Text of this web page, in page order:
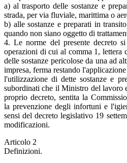
a) al trasporto delle sostanze e
strada, per via fluviale, marittima o
b) alle sostanze e preparati in
quando non siano oggetto di
4. Le norme del presente decreto
operazioni di cui al comma 1, lettera
delle sostanze pericolose da una ad
impresa, ferma restando
l'utilizzazione di dette sostanze e
subordinati che il Ministro del lavoro
proprio decreto, sentita la
la prevenzione degli infortuni e
sensi del decreto legislativo 19
modificazioni.
Articolo 2
Definizioni.